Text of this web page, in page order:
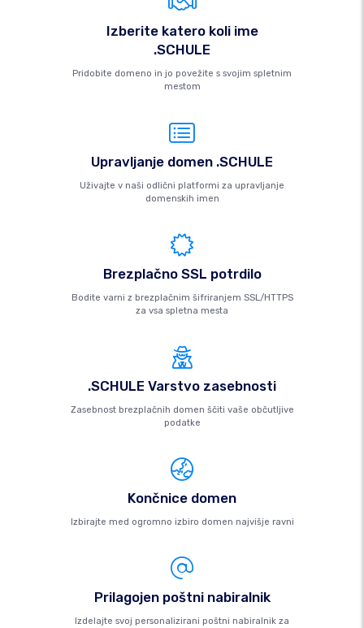
Izberite katero koli ime
.SCHULE
Pridobite domeno in jo povežite s svojim spletnim
mestom
Upravljanje domen .SCHULE
Uživajte v naši odlični platformi za upravljanje
domenskih imen
Brezplačno SSL potrdilo
Bodite varni z brezplačnim šifriranjem SSL/HTTPS
za vsa spletna mesta
.SCHULE Varstvo zasebnosti
Zasebnost brezplačnih domen ščiti vaše občutljive
podatke
Končnice domen
Izbirajte med ogromno izbiro domen najvišje ravni
Prilagojen poštni nabiralnik
Izdelajte svoj personalizirani poštni nabiralnik za